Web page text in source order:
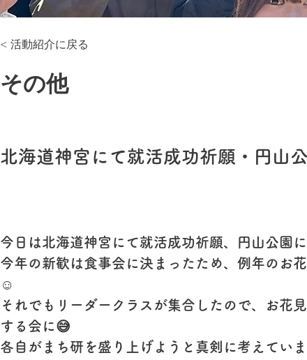
< 活動紹介に戻る
その他
北海道神宮にて就活成功祈願・円山
今日は北海道神宮にて就活成功祈願、円山公園
今年の新歓は食事会に決まったため、例年のお
☺️
それでもリーダークラスが集合したので、お花
する会に😅
各自がまち研を盛り上げようと真剣に考えてい